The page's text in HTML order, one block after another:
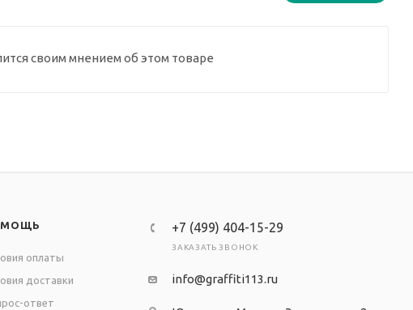
своим мнением об этом товаре
оплаты
доставки
ответ
+7 (499) 404-15-29
ЗАКАЗАТЬ ЗВОНОК
info@graffiti113.ru